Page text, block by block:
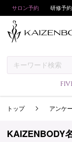
サロン予約 研修予約
トップ アンケ
KAIZENBODY